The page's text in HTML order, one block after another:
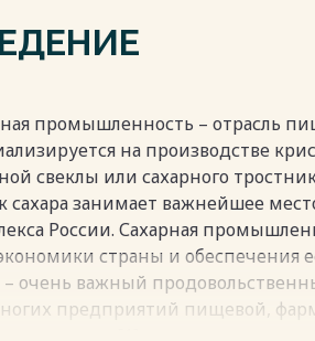
по Главе 2.0. 67
68
будет доступенпосле
промышленность – отрасль
на производстве
свеклы или сахарного
сахара занимает важнейшее
России. Сахарная
страны и обеспечения
– очень важный
предприятий пищевой,